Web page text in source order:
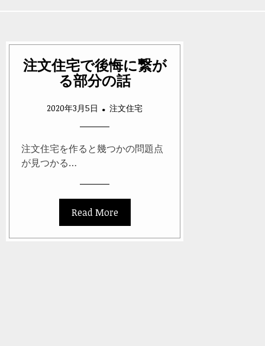
注文住宅で後悔に繋が
る部分の話
2020年3月5日 注文住宅
注文住宅を作ると幾つかの問題点
が見つかる…
Read More